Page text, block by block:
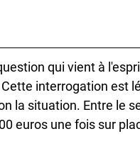
qui vient à
interrogation est
la situation. Entre le
euros une fois sur